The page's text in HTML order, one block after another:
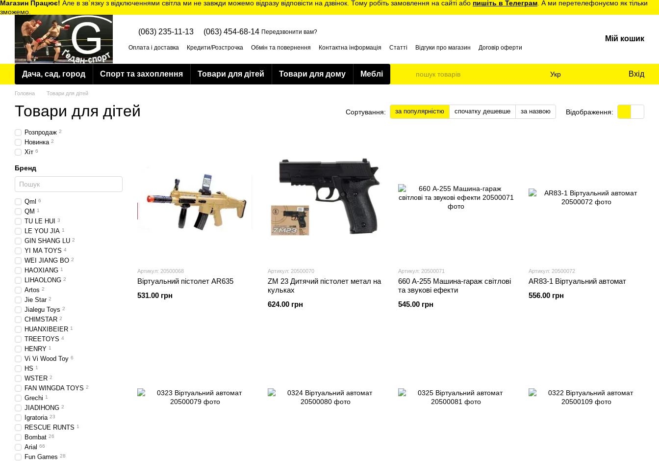
Перейти до основного контенту
Магазин Працює! Але в зв`язку з відключеннями світла ми не завжди можемо відразу відповісти на дзвінок. Тому робіть замовлення на сайті або пишіть в Телеграм . А ми перетелефонуємо як тільки
зможемо.
(063) 235-11-13 (063) 454-68-14 Передзвонити вам?
Оплата і доставка Кредити/Розстрочка Обмін та повернення Контактна інформація Статті Відгуки про магазин
Договір оферти
Мій кошик
Дача, сад, город Спорт та захоплення Товари для дітей Товари для дому Меблі Укр Вхід
Головна Товари для дітей
Товари для дітей Сортування: за популярністю спочатку дешевше за назвою Відображення:
Артикул: 20500068
Віртуальний пістолет AR635
531.00 грн
Артикул: 20500070
ZM 23 Дитячий пістолет метал на
кульках
624.00 грн
Артикул: 20500071
660 А-255 Машина-гараж світлові
та звукові ефекти
545.00 грн
Артикул: 20500072
AR83-1 Віртуальний автомат
556.00 грн
Розпродаж 2
Новинка 2
Хіт 6
Бренд
Qml 6
QM 1
TU LE HUI 3
LE YOU JIA 1
GIN SHANG LU 2
YI MA TOYS 4
WEI JIANG BO 2
HAOXIANG 1
LIHAOLONG 2
Artos 2
Jie Star 2
Jialegu Toys 2
CHIMSTAR 2
HUANXIBEIER 1
TREETOYS 4
HENRY 1
Vi Vi Wood Toy 6
HS 1
WSTER 2
FAN WINGDA TOYS 2
Grechi 1
JIADIHONG 2
Igratoria 23
RESCUE RUNTS 1
Bombat 26
Arial 66
Fun Games 28